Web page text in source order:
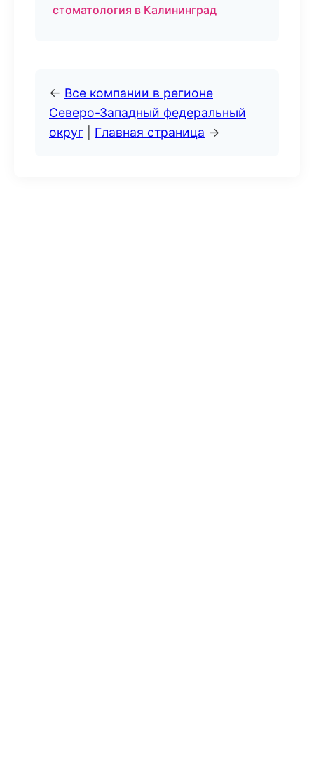
стоматология в Калининград
← Все компании в регионе
Северо-Западный федеральный
округ
Главная страница →